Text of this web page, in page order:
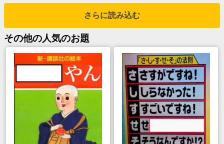
さらに読み込む
その他の人気のお題